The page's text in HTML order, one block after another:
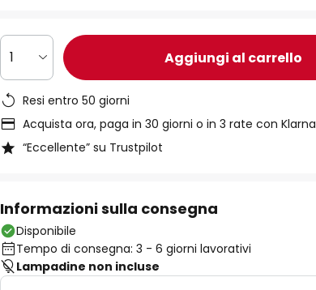
1 Aggiungi al carrello
Resi entro 50 giorni
Acquista ora, paga in 30 giorni o in 3 rate con Klarna
“Eccellente” su Trustpilot
Informazioni sulla consegna
Disponibile
Tempo di consegna: 3 - 6 giorni lavorativi
Lampadine non incluse